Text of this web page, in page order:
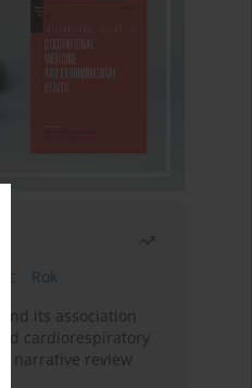
Rok
its association
cardiorespiratory
a narrative review